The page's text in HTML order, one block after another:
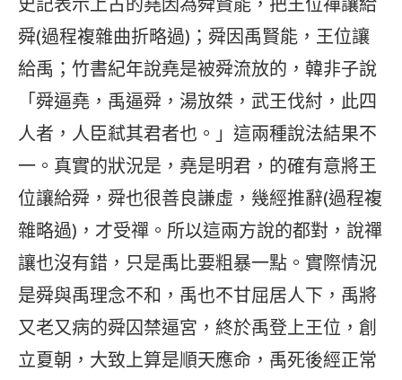
舜(過程複雜曲折略過)；舜因禹賢能，王位讓
給禹；竹書紀年說堯是被舜流放的，韓非子說
「舜逼堯，禹逼舜，湯放桀，武王伐紂，此四
人者，人臣弒其君者也。」這兩種說法結果不
一。真實的狀況是，堯是明君，的確有意將王
位讓給舜，舜也很善良謙虛，幾經推辭(過程複
雜略過)，才受禪。所以這兩方說的都對，說禪
讓也沒有錯，只是禹比要粗暴一點。實際情況
是舜與禹理念不和，禹也不甘屈居人下，禹將
又老又病的舜囚禁逼宮，終於禹登上王位，創
立夏朝，大致上算是順天應命，禹死後經正常